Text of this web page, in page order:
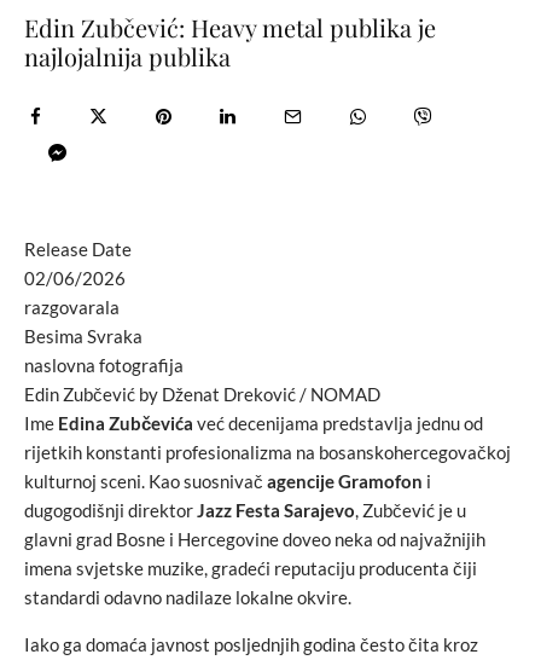
Edin Zubčević: Heavy metal publika je
najlojalnija publika
Release Date
02/06/2026
razgovarala
Besima Svraka
naslovna fotografija
Edin Zubčević by Dženat Dreković / NOMAD
Ime Edina Zubčevića već decenijama predstavlja jednu od
rijetkih konstanti profesionalizma na bosanskohercegovačkoj
kulturnoj sceni. Kao suosnivač agencije Gramofon i
dugogodišnji direktorJazz Festa Sarajevo, Zubčević je u
glavni grad Bosne i Hercegovine doveo neka od najvažnijih
imena svjetske muzike, gradeći reputaciju producenta čiji
standardi odavno nadilaze lokalne okvire.
Iako ga domaća javnost posljednjih godina često čita kroz